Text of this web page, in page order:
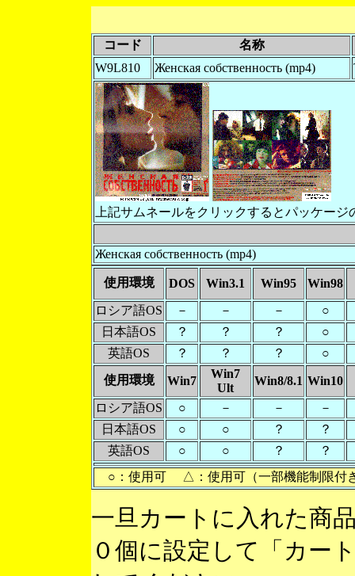
コード
名称
W9L810
Женская собственность (mp4)
上記サムネールをクリックするとパッケー
Женская собственность (mp4)
使用環境 DOS Win3.1 Win95
Win98
ロシア語OS
－ － －
○
日本語OS
？ ？ ？
○
英語OS
？ ？ ？
○
使用環境
Win7
Win7
Ult
Win8/8.1 Win10
ロシア語OS
○ － －
－
日本語OS
○ ○ ？
？
英語OS
○ ○ ？
？
○：使用可 △：使用可（一部機能制限
一旦カートに入れた商
０個に設定して「カー